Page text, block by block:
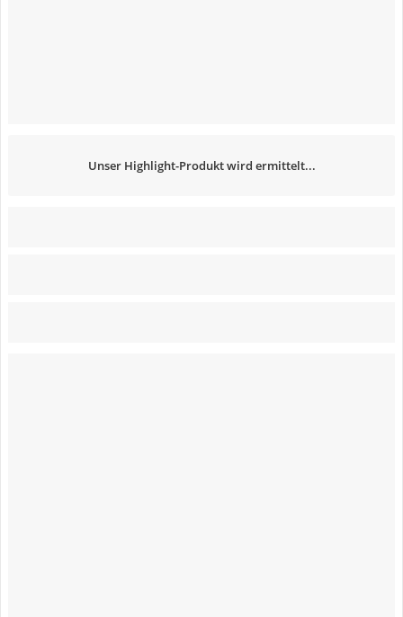
Unser Highlight-Produkt wird ermittelt...